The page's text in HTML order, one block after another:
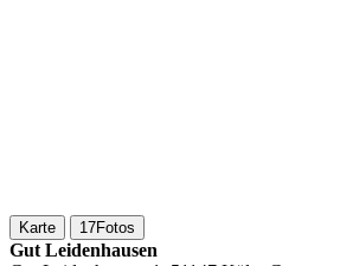
Karte 17Fotos
Gut Leidenhausen